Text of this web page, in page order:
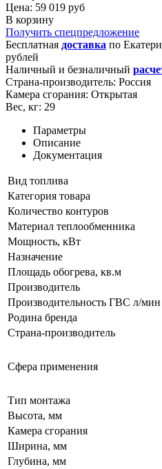
Цена: 59 019 руб
В корзину
Получить спецпредложение
Бесплатная доставка по
рублей
Наличный и безналичный
Страна-производитель: Россия
Камера сгорания: Открытая
Вес, кг: 29
Параметры
Описание
Документация
Вид топлива
Категория товара
Количество контуров
Материал теплообменника
Мощность, кВт
Назначение
Площадь обогрева, кв.м
Производитель
Производительность ГВС л/мин
Родина бренда
Страна-производитель
Сфера применения
Тип монтажа
Высота, мм
Камера сгорания
Ширина, мм
Глубина, мм